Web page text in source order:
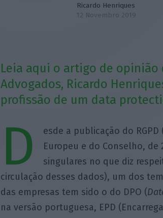
Ricardo Henriques
12 Novembro 2019
Leia aqui o artigo de opinião
Advogados, Ricardo
profissão de um data
D
esde a publicação do
Europeu e do Conselho,
singulares no que diz
circulação desses dados), um dos
das empresas tem sido o do DPO (
na versão portuguesa, EPD